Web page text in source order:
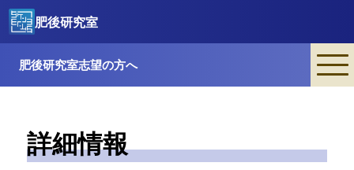
肥後研究室
肥後研究室志望の方へ
詳細情報